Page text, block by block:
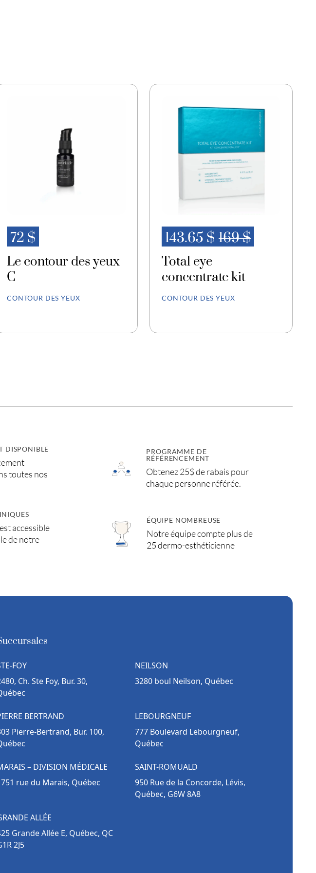
Phosphate, Hydrolyzed Sericin, Cera Alba/Beeswax/Cire
Acetylated Hyaluronate, Panthenyl Triacetate, Acetyl Tyrosine, Ethyl
Linoleate, 1,2-Hexanediol, Pentylene Glycol, Proline, Citric Acid,
Hydrolyzed Vegetable Protein, Oleyl Alcohol, Trisodium Citrate
Dihydrate, Dipeptide Diaminobutyroyl Benzylamide Diacetate, Silica,
Silica Silylate, Beta-Glucan, Tocopherol, Disodium Acetyl Glucosamine
Phosphate, Adenosine Triphosphate, Caprylyl Glycol, Hexylene Glycol,
PEG-12 Glyceryl Laurate, Acetyl Tetrapeptide-5, Xanthan Gum,
Disodium EDTA, PVP, Sodium Benzoate, Sodium Dehydroacetate,
72 $
Le contour des yeux
C
CONTOUR DES YEUX
143.65 $ 169 $
Total eye
concentrate kit
CONTOUR DES YEUX
DISPONIBLE
toutes nos
PROGRAMME DE
RÉFÉRENCEMENT
Obtenez 25$ de rabais pour
chaque personne référée.
accessible
de notre
ÉQUIPE NOMBREUSE
Notre équipe compte plus de
25 dermo-esthéticienne
FOY
Ch. Ste Foy, Bur. 30,
NEILSON
3280 boul Neilson, Québec
BERTRAND
Pierre-Bertrand, Bur. 100,
LEBOURGNEUF
777 Boulevard Lebourgneuf,
Québec
– DIVISION MÉDICALE
rue du Marais, Québec
SAINT-ROMUALD
950 Rue de la Concorde, Lévis,
Québec, G6W 8A8
ALLÉE
Grande Allée E, Québec, QC
2J5